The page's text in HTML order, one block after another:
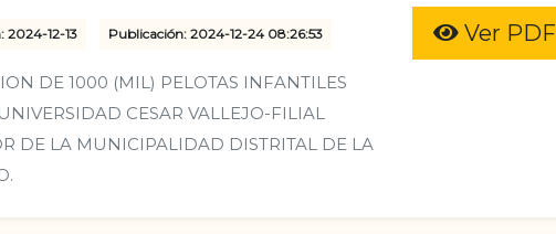
2024-12-13 Publicación: 2024-12-24 08:26:53
DE 1000 (MIL) PELOTAS INFANTILES
CESAR VALLEJO-FILIAL
DE LA MUNICIPALIDAD DISTRITAL DE LA
Ver PDF